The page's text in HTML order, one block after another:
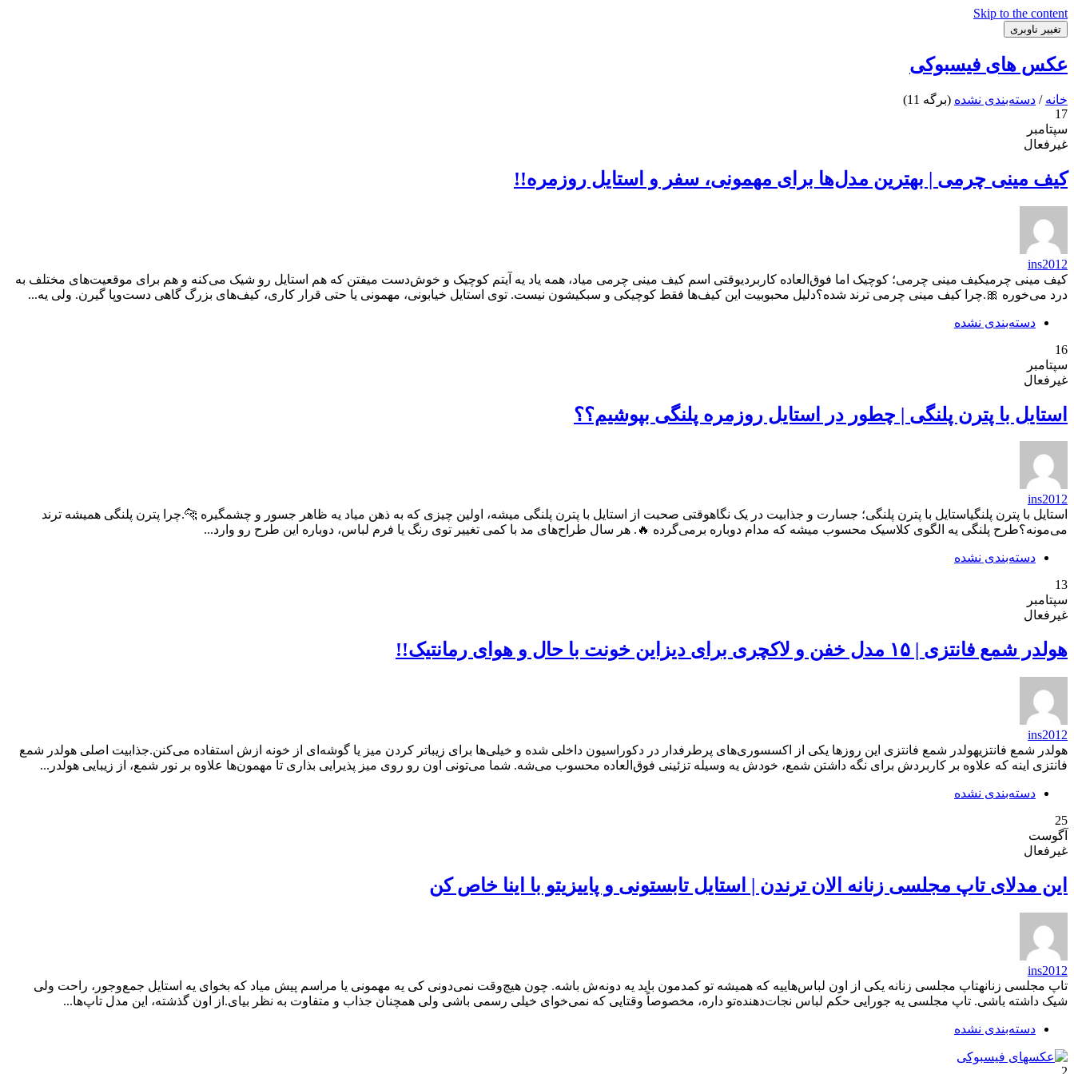
Skip to the content
تغییر ناوبری
عکس های فیسبوکی
خانه / دسته‌بندی نشده (برگه 11)
17
سپتامبر
غیرفعال
کیف مینی چرمی | بهترین مدل‌ها برای مهمونی، سفر و استایل روزمره!!
ins2012
کیف مینی چرمیکیف مینی چرمی؛ کوچیک اما فوق‌العاده کاربردیوقتی اسم کیف مینی چرمی میاد، همه یاد یه آیتم کوچیک و خوش‌دست میفتن که هم استایل رو شیک می‌کنه و هم برای موقعیت‌های مختلف به
درد می‌خوره 🎀.چرا کیف مینی چرمی ترند شده؟دلیل محبوبیت این کیف‌ها فقط کوچیکی و سبکیشون نیست. توی استایل خیابونی، مهمونی یا حتی قرار کاری، کیف‌های بزرگ گاهی دست‌وپا گیرن. ولی یه...
دسته‌بندی نشده
16
سپتامبر
غیرفعال
استایل با پترن پلنگی | چطور در استایل روزمره پلنگی بپوشیم؟؟
ins2012
استایل با پترن پلنگیاستایل با پترن پلنگی؛ جسارت و جذابیت در یک نگاهوقتی صحبت از استایل با پترن پلنگی میشه، اولین چیزی که به ذهن میاد یه ظاهر جسور و چشمگیره 🐆.چرا پترن پلنگی همیشه ترند
می‌مونه؟طرح پلنگی یه الگوی کلاسیک محسوب میشه که مدام دوباره برمی‌گرده 🔥. هر سال طراح‌های مد با کمی تغییر توی رنگ یا فرم لباس، دوباره این طرح رو وارد...
دسته‌بندی نشده
13
سپتامبر
غیرفعال
هولدر شمع فانتزی | ۱۵ مدل خفن و لاکچری برای دیزاین خونت با حال و هوای رمانتیک!!
ins2012
هولدر شمع فانتزیهولدر شمع فانتزی این روزها یکی از اکسسوری‌های پرطرفدار در دکوراسیون داخلی شده و خیلی‌ها برای زیباتر کردن میز یا گوشه‌ای از خونه ازش استفاده می‌کنن.جذابیت اصلی هولدر شمع
فانتزی اینه که علاوه بر کاربردش برای نگه داشتن شمع، خودش یه وسیله تزئینی فوق‌العاده محسوب می‌شه. شما می‌تونی اون رو روی میز پذیرایی بذاری تا مهمون‌ها علاوه بر نور شمع، از زیبایی هولدر...
دسته‌بندی نشده
25
آگوست
غیرفعال
این مدلای تاپ مجلسی زنانه الان ترندن | استایل تابستونی و پاییزیتو با اینا خاص کن
ins2012
تاپ مجلسی زنانهتاپ مجلسی زنانه یکی از اون لباس‌هاییه که همیشه تو کمدمون باید یه دونه‌ش باشه. چون هیچ‌وقت نمی‌دونی کی یه مهمونی یا مراسم پیش میاد که بخوای یه استایل جمع‌وجور، راحت ولی
شیک داشته باشی. تاپ مجلسی یه جورایی حکم لباس نجات‌دهنده‌تو داره، مخصوصاً وقتایی که نمی‌خوای خیلی رسمی باشی ولی همچنان جذاب و متفاوت به نظر بیای.از اون گذشته، این مدل تاپ‌ها...
دسته‌بندی نشده
2